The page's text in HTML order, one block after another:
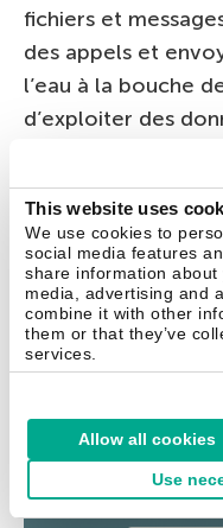
This website uses
We use cookies to
social media features
share information
media, advertising and
combine it with other
them or that they’ve
services.
Allow all cookies
Use
fichiers et
des appels et
l’eau à la bouche
d’exploiter des